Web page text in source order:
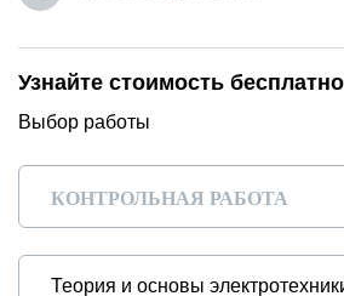
Узнайте стоимость бесплатно
Выбор работы
КОНТРОЛЬНАЯ РАБОТА